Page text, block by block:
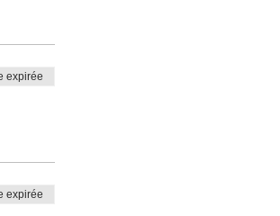
expirée
expirée